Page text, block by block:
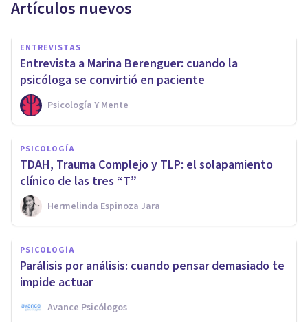
Artículos nuevos
ENTREVISTAS
Entrevista a Marina Berenguer: cuando la
psicóloga se convirtió en paciente
Psicología Y Mente
PSICOLOGÍA
TDAH, Trauma Complejo y TLP: el solapamiento
clínico de las tres “T”
Hermelinda Espinoza Jara
PSICOLOGÍA
Parálisis por análisis: cuando pensar demasiado te
impide actuar
Avance Psicólogos